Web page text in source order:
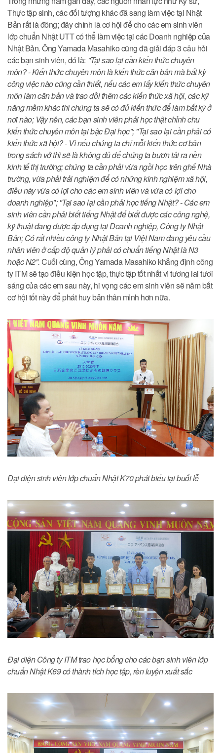
Thực tập sinh, các đối tượng khác đã sang làm việc tại Nhật
Bản rất là đông; đây chính là cơ hội để cho các em sinh viên
lớp chuẩn Nhật UTT có thể làm việc tại các Doanh nghiệp của
Nhật Bản. Ông Yamada Masahiko cũng đã giải đáp 3 câu hỏi
các bạn sinh viên, đó là: "Tại sao lại cần kiến thức chuyên
môn? - Kiến thức chuyên môn là kiến thức căn bản mà bất kỳ
công việc nào cũng cần thiết, nếu các em lấy kiến thức chuyên
môn làm căn bản và trao dồi thêm các kiến thức xã hội, các kỹ
năng mềm khác thì chúng ta sẽ có đủ kiến thức để làm bất kỳ ở
nơi nào; Vậy nên, các bạn sinh viên phải học thật chỉnh chu
kiến thức chuyên môn tại bậc Đại học"; "Tại sao lại cần phải có
kiến thức xã hội? - Vì nếu chúng ta chỉ mỗi kiến thức cơ bản
trong sách vở thì sẽ là không đủ để chúng ta bươn tải ra nền
kinh tế thị trường; chúng ta cần phải vừa ngồi học trên ghế Nhà
trường, vừa phải trải nghiệm để có những kinh nghiệm xã hội,
điều này vừa có lợi cho các em sinh viên và vừa có lợi cho
doanh nghiệp"; "Tại sao lại cần phải học tiếng Nhật? - Các em
sinh viên cần phải biết tiếng Nhật để biết được các công nghệ,
kỹ thuật đang được áp dụng tại Doanh nghiệp, Công ty Nhật
Bản; Có rất nhiều công ty Nhật Bản tại Việt Nam đang yêu cầu
nhân viên ở cấp độ quản lý phải có chuẩn tiếng Nhật là N3
hoặc N2".Cuối cùng, Ông Yamada Masahiko khẳng định công
ty ITM sẽ tạo điều kiện học tập, thực tập tốt nhất vì tương lai tươi
sáng của các em sau này, hi vọng các em sinh viên sẽ năm bắt
cơ hội tốt này để phát huy bản thân mình hơn nữa.
Đại diện sinh viên lớp chuẩn Nhật K70 phát biểu tại buổi lễ
Đại diện Công ty ITM trao học bổng cho các bạn sinh viên lớp
chuẩn Nhật K69 có thành tích học tập, rèn luyện xuất sắc